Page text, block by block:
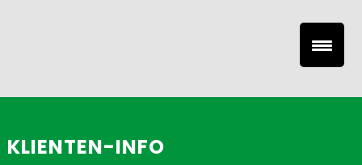
KLIENTEN-INFO